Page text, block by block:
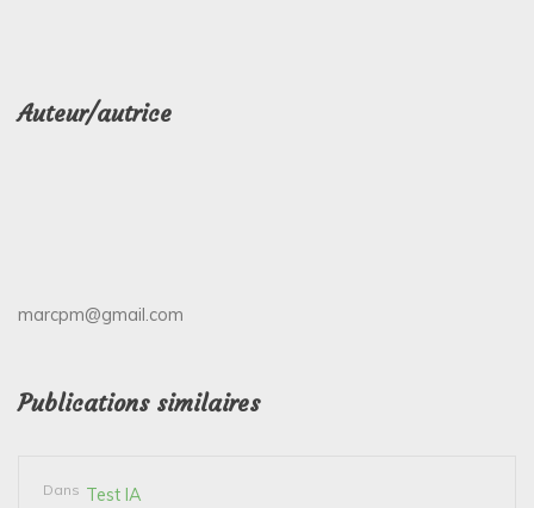
Auteur/autrice
marcpm@gmail.com
Publications similaires
Dans Test IA